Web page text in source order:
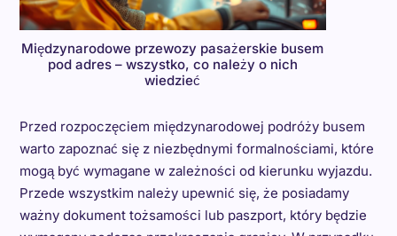
Międzynarodowe przewozy pasażerskie busem
pod adres – wszystko, co należy o nich
wiedzieć
Przed rozpoczęciem międzynarodowej podróży busem
warto zapoznać się z niezbędnymi formalnościami, które
mogą być wymagane w zależności od kierunku wyjazdu.
Przede wszystkim należy upewnić się, że posiadamy
ważny dokument tożsamości lub paszport, który będzie